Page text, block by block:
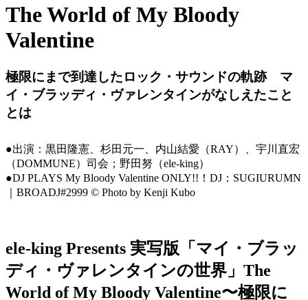
The World of My Bloody
Valentine
極限にまで到達したロック・サウンドの軌跡 マ
イ・ブラッディ・ヴァレンタインがなしえたこと
とは
●出演：黒田隆憲、杉田元一、内山結愛（RAY）、宇川直宏
（DOMMUNE）司会；野田努（ele-king）
●DJ PLAYS My Bloody Valentine ONLY!!！DJ：SUGIURUMN
｜BROADJ#2999 © Photo by Kenji Kubo
ele-king Presents 実写版「マイ・ブラッ
ディ・ヴァレンタインの世界」The
World of My Bloody Valentine〜極限に